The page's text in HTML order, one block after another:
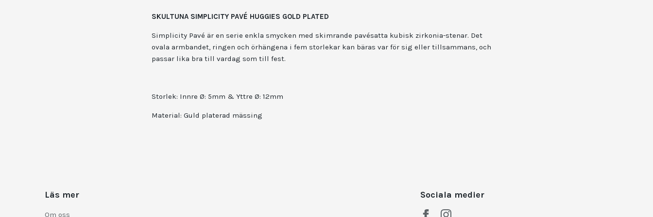
SKULTUNA SIMPLICITY PAVÉ HUGGIES GOLD PLATED
Simplicity Pavé är en serie enkla smycken med skimrande pavésatta kubisk zirkonia-stenar. Det
ovala armbandet, ringen och örhängena i fem storlekar kan bäras var för sig eller tillsammans, och
passar lika bra till vardag som till fest.
Storlek: Innre Ø: 5mm & Yttre Ø: 12mm
Material: Guld platerad mässing
Läs mer
Om oss
Sociala medier